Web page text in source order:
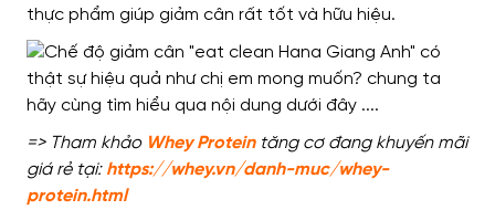
thực phẩm giúp giảm cân rất tốt và hữu hiệu.
=> Tham khảo Whey Proteintăng cơ đang khuyến mãi
giá rẻ tại: https://whey.vn/danh-muc/whey-
protein.html